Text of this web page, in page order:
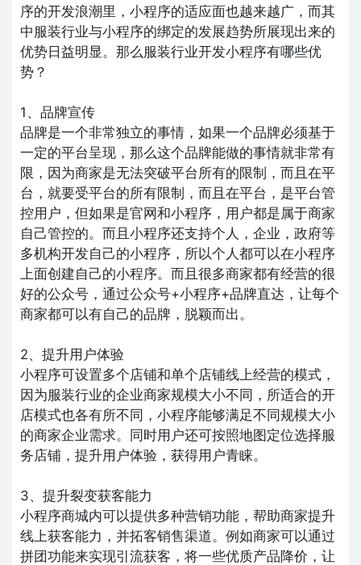
序的开发浪潮里，小程序的适应面也越来越广，而其
中服装行业与小程序的绑定的发展趋势所展现出来的
优势日益明显。那么服装行业开发小程序有哪些优
势？
1、品牌宣传
品牌是一个非常独立的事情，如果一个品牌必须基于
一定的平台呈现，那么这个品牌能做的事情就非常有
限，因为商家是无法突破平台所有的限制，而且在平
台，就要受平台的所有限制，而且在平台，是平台管
控用户，但如果是官网和小程序，用户都是属于商家
自己管控的。而且小程序还支持个人，企业，政府等
多机构开发自己的小程序，所以个人都可以在小程序
上面创建自己的小程序。而且很多商家都有经营的很
好的公众号，通过公众号+小程序+品牌直达，让每个
商家都可以有自己的品牌，脱颖而出。
2、提升用户体验
小程序可设置多个店铺和单个店铺线上经营的模式，
因为服装行业的企业商家规模大小不同，所适合的开
店模式也各有所不同，小程序能够满足不同规模大小
的商家企业需求。同时用户还可按照地图定位选择服
务店铺，提升用户体验，获得用户青睐。
3、提升裂变获客能力
小程序商城内可以提供多种营销功能，帮助商家提升
线上获客能力，并拓客销售渠道。例如商家可以通过
拼团功能来实现引流获客，将一些优质产品降价，让